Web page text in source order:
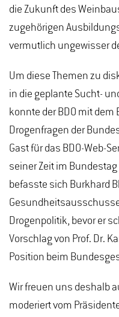
die Zukunft des
zugehörigen
vermutlich ungewisser
Um diese Themen zu
in die geplante Sucht-
konnte der BDO mit
Drogenfragen der
Gast für das BDO-Web-
seiner Zeit im
befasste sich Burkhard
Drogenpolitik, bevor er
Vorschlag von Prof. Dr.
Position beim
Wir freuen uns deshalb
moderiert vom